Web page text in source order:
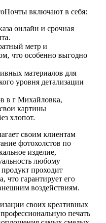
включают в себя:
онлайн и срочная
метр и
что особенно выгодно
материалов для
уровня детализации
в г Михайловка,
картины
хлопот.
своим клиентам
фотохолстов по
изделие,
любому
проходит
что гарантирует его
воздействиям.
своих креативных
печать